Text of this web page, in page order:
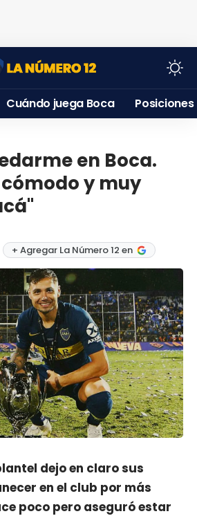
Cuándo juega Boca Posiciones
en Boca.
y muy
+ Agregar La Número 12 en
dejo en claro sus
en el club por más
poco pero aseguró estar